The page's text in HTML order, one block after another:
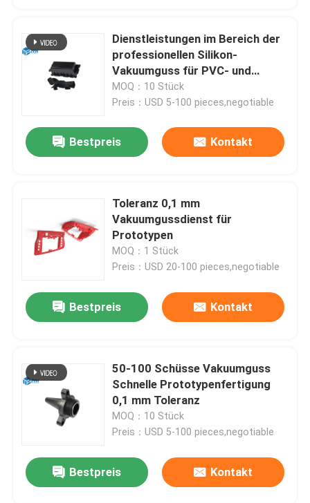
Dienstleistungen im Bereich der
professionellen Silikon-
Vakuumguss für PVC- und
Polyurethanprototypen
MOQ：10 Stück
Preis：USD 5-100 pieces,negotiable
Bestpreis Kontakt
Toleranz 0,1 mm
Vakuumgussdienst für
Prototypen
MOQ：1 Stück
Preis：USD 20-100 pieces,negotiable
Bestpreis Kontakt
50-100 Schüsse Vakuumguss
Schnelle Prototypenfertigung
0,1 mm Toleranz
MOQ：10 Stück
Preis：USD 5-100 pieces,negotiable
Bestpreis Kontakt